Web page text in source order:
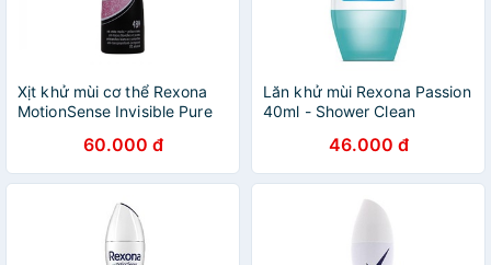
Xịt khử mùi cơ thể Rexona
MotionSense Invisible Pure
60.000 đ
Lăn khử mùi Rexona Passion
40ml - Shower Clean
46.000 đ